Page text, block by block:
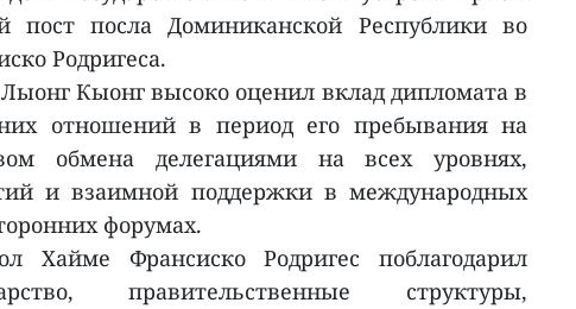
пост посла Доминиканской Республики во
Родригеса.
Лыонг Кыонг высоко оценил вклад дипломата в
отношений в период его пребывания на
обмена делегациями на всех уровнях,
и взаимной поддержки в международных
форумах.
Хайме Франсиско Родригес поблагодарил
правительственные структуры,